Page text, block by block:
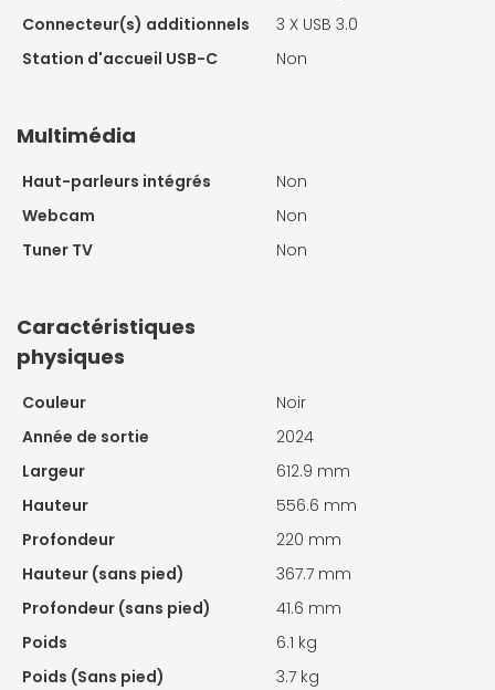
Connecteur(s) additionnels
3 X USB 3.0
Station d'accueil USB-C
Non
Multimédia
Haut-parleurs intégrés
Non
Webcam
Non
Tuner TV
Non
Caractéristiques
physiques
Couleur
Noir
Année de sortie
2024
Largeur
612.9 mm
Hauteur
556.6 mm
Profondeur
220 mm
Hauteur (sans pied)
367.7 mm
Profondeur (sans pied)
41.6 mm
Poids
6.1 kg
Poids (Sans pied)
3.7 kg